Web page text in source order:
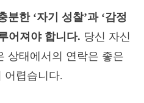
분한 ‘자기 성찰’과 ‘감정
어져야 합니다. 당신 자신
상태에서의 연락은 좋은
어렵습니다.